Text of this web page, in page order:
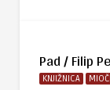
Pad / Filip
KNJIŽNICA